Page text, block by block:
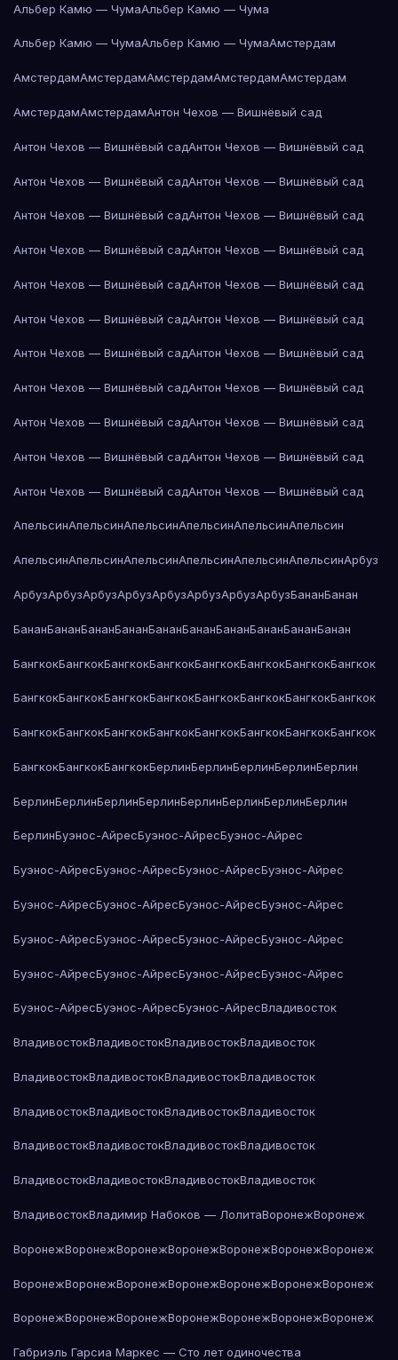
Альбер Камю — ЧумаАльбер Камю — Чума
Альбер Камю — ЧумаАльбер Камю — ЧумаАмстердам
АмстердамАмстердамАмстердамАмстердамАмстердам
АмстердамАмстердамАнтон Чехов — Вишнёвый сад
Антон Чехов — Вишнёвый садАнтон Чехов — Вишнёвый сад
Антон Чехов — Вишнёвый садАнтон Чехов — Вишнёвый сад
Антон Чехов — Вишнёвый садАнтон Чехов — Вишнёвый сад
Антон Чехов — Вишнёвый садАнтон Чехов — Вишнёвый сад
Антон Чехов — Вишнёвый садАнтон Чехов — Вишнёвый сад
Антон Чехов — Вишнёвый садАнтон Чехов — Вишнёвый сад
Антон Чехов — Вишнёвый садАнтон Чехов — Вишнёвый сад
Антон Чехов — Вишнёвый садАнтон Чехов — Вишнёвый сад
Антон Чехов — Вишнёвый садАнтон Чехов — Вишнёвый сад
Антон Чехов — Вишнёвый садАнтон Чехов — Вишнёвый сад
Антон Чехов — Вишнёвый садАнтон Чехов — Вишнёвый сад
АпельсинАпельсинАпельсинАпельсинАпельсинАпельсин
АпельсинАпельсинАпельсинАпельсинАпельсинАпельсинАрбуз
АрбузАрбузАрбузАрбузАрбузАрбузАрбузАрбузБананБанан
БананБананБананБананБананБананБананБананБананБанан
БангкокБангкокБангкокБангкокБангкокБангкокБангкокБангкок
БангкокБангкокБангкокБангкокБангкокБангкокБангкокБангкок
БангкокБангкокБангкокБангкокБангкокБангкокБангкокБангкок
БангкокБангкокБангкокБерлинБерлинБерлинБерлинБерлин
БерлинБерлинБерлинБерлинБерлинБерлинБерлинБерлин
БерлинБуэнос-АйресБуэнос-АйресБуэнос-Айрес
Буэнос-АйресБуэнос-АйресБуэнос-АйресБуэнос-Айрес
Буэнос-АйресБуэнос-АйресБуэнос-АйресБуэнос-Айрес
Буэнос-АйресБуэнос-АйресБуэнос-АйресБуэнос-Айрес
Буэнос-АйресБуэнос-АйресБуэнос-АйресБуэнос-Айрес
Буэнос-АйресБуэнос-АйресБуэнос-АйресВладивосток
ВладивостокВладивостокВладивостокВладивосток
ВладивостокВладивостокВладивостокВладивосток
ВладивостокВладивостокВладивостокВладивосток
ВладивостокВладивостокВладивостокВладивосток
ВладивостокВладивостокВладивостокВладивосток
ВладивостокВладимир Набоков — ЛолитаВоронежВоронеж
ВоронежВоронежВоронежВоронежВоронежВоронежВоронеж
ВоронежВоронежВоронежВоронежВоронежВоронежВоронеж
ВоронежВоронежВоронежВоронежВоронежВоронежВоронеж
Габриэль Гарсиа Маркес — Сто лет одиночества